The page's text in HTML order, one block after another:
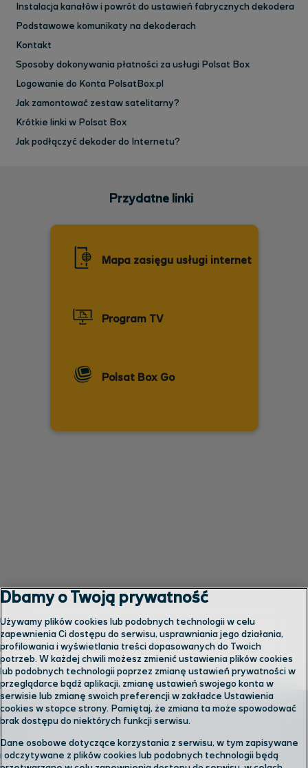
Instalacja kanałów i powrót do ustawień fabrycznych dekodera
Podstawowe komunikaty na dekoderach
Kontakt
Sposoby dokonywania płatności za usługi Polsat Box
Logowanie do Konta PolsatBox.pl
Jak zamontować zestaw satelitarny?
Krótkie linki w Polsat Box
Jak podłączyć dekoder do Internetu?
Przydatne linki
Mapa zasięgu usługi internet
Program TV
Polsat Box Go
Skontaktuj się z nami
Dbamy o Twoją prywatność
Używamy plików cookies lub podobnych technologii w celu
zapewnienia Ci dostępu do serwisu, usprawniania jego działania,
profilowania i wyświetlania treści dopasowanych do Twoich
potrzeb. W każdej chwili możesz zmienić ustawienia plików cookies
lub podobnych technologii poprzez zmianę ustawień prywatności w
przeglądarce bądź aplikacji, zmianę ustawień swojego konta w
serwisie lub zmianę swoich preferencji w zakładce Ustawienia
cookies w stopce strony. Pamiętaj, że zmiana ta może spowodować
brak dostępu do niektórych funkcji serwisu.
Dane osobowe dotyczące korzystania z serwisu, w tym zapisywane
i odczytywane z plików cookies lub podobnych technologii będą